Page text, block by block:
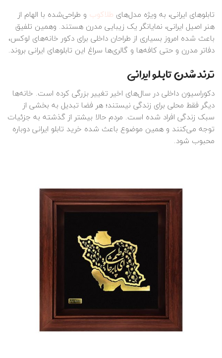
تابلوهای ایرانی، به ویژه مدل‌های طلاکوب و طراحی‌شده با الهام از
هنر اصیل ایرانی، نمایانگر یک زیبایی مدرن هستند. وهمین تلفیق
باعث شده امروز بسیاری از طراحان داخلی برای دکور خانه‌های لوکس،
دفاتر مدرن و حتی کافه‌ها و گالری‌ها سراغ این تابلوهای ایرانی بروند.
ترند شدن تابلو ایرانی
دکوراسیون داخلی در سال‌های اخیر تغییر بزرگی کرده است. خانه‌ها
دیگر فقط محلی برای زندگی نیستند؛ هر فضا تبدیل به بخشی از
سبک زندگی افراد شده است. مردم حالا بیشتر از گذشته به جزئیات
توجه می‌کنند و همین موضوع باعث شده خرید تابلو ایرانی دوباره
محبوب شود.